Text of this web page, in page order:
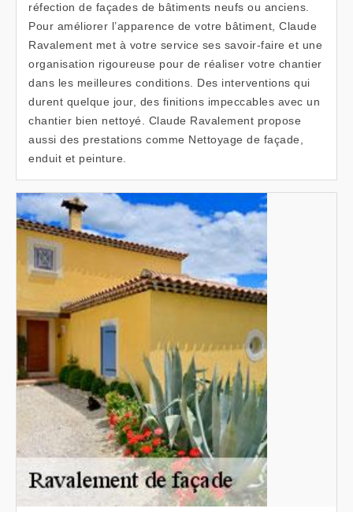
réfection de façades de bâtiments neufs ou anciens.
Pour améliorer l’apparence de votre bâtiment, Claude
Ravalement met à votre service ses savoir-faire et une
organisation rigoureuse pour de réaliser votre chantier
dans les meilleures conditions. Des interventions qui
durent quelque jour, des finitions impeccables avec un
chantier bien nettoyé. Claude Ravalement propose
aussi des prestations comme Nettoyage de façade,
enduit et peinture.